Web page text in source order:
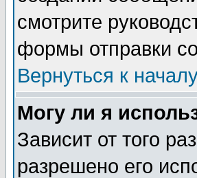
смотрите
формы отправки
Вернуться к
Могу ли я
Зависит от того
разрешено его